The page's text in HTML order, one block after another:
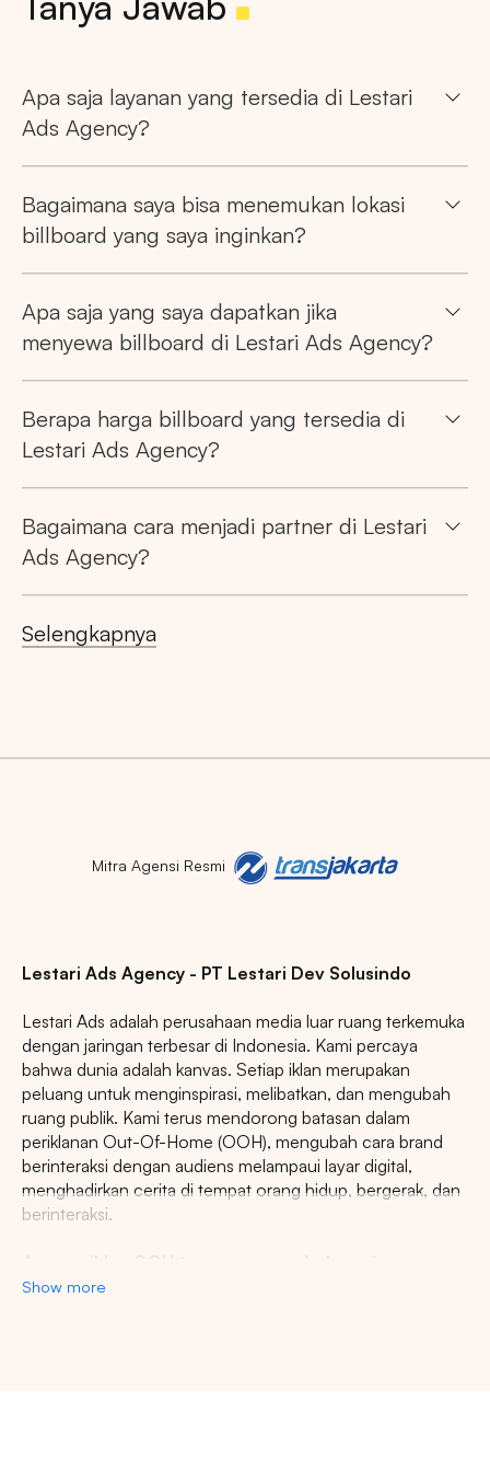
Tanya Jawab
Apa saja layanan yang tersedia di Lestari
Ads Agency?
Bagaimana saya bisa menemukan lokasi
billboard yang saya inginkan?
Apa saja yang saya dapatkan jika
menyewa billboard di Lestari Ads Agency?
Berapa harga billboard yang tersedia di
Lestari Ads Agency?
Bagaimana cara menjadi partner di Lestari
Ads Agency?
Selengkapnya
Mitra Agensi Resmi
Lestari Ads Agency - PT Lestari Dev Solusindo
Lestari Ads adalah perusahaan media luar ruang terkemuka
dengan jaringan terbesar di Indonesia. Kami percaya
bahwa dunia adalah kanvas. Setiap iklan merupakan
peluang untuk menginspirasi, melibatkan, dan mengubah
ruang publik. Kami terus mendorong batasan dalam
periklanan Out-Of-Home (OOH), mengubah cara brand
berinteraksi dengan audiens melampaui layar digital,
menghadirkan cerita di tempat orang hidup, bergerak, dan
berinteraksi.
Show more